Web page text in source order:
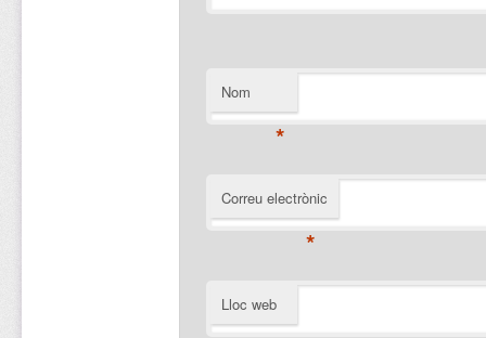
Nom
*
Correu electrònic
*
Lloc web